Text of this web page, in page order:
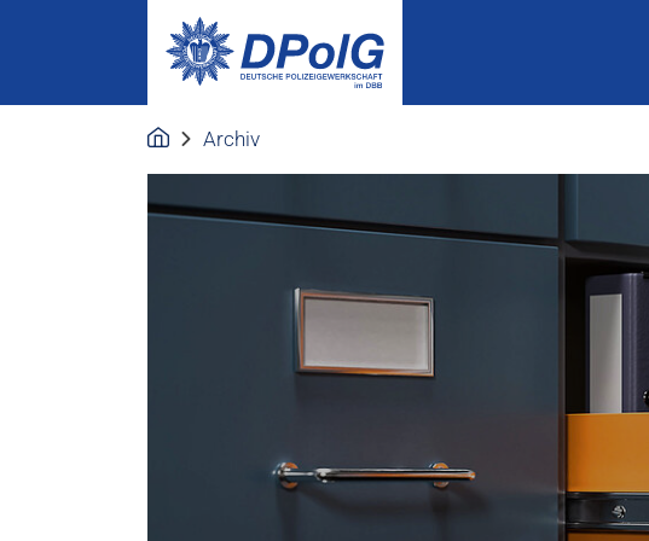
Archiv